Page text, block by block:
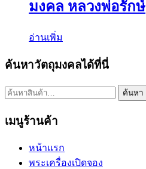
มงคล หลวงพ่อรักษ์
อ่านเพิ่ม
ค้นหาวัตถุมงคลได้ที่นี่
ค้นหา: ค้นหา
เมนูร้านค้า
หน้าแรก
พระเครื่องเปิดจอง